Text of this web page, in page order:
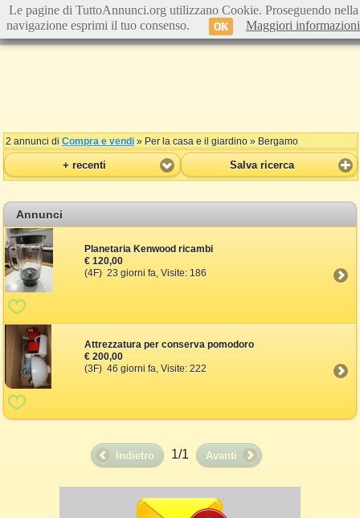
2 annunci di Compra e vendi » Per la casa e il giardino » Bergamo
+ recenti Salva ricerca
Annunci
Planetaria Kenwood ricambi
€ 120,00
(4F) 23 giorni fa, Visite: 186
Attrezzatura per conserva pomodoro
€ 200,00
(3F) 46 giorni fa, Visite: 222
Indietro 1/1 Avanti
Le pagine di TuttoAnnunci.org utilizzano Cookie. Proseguendo nella
navigazione esprimi il tuo consenso.
OK Maggiori informazioni